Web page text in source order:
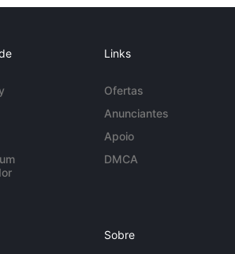
Links
Ofertas
Anunciantes
Apoio
DMCA
Sobre